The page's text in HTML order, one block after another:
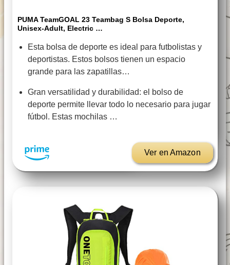
PUMA TeamGOAL 23 Teambag S Bolsa Deporte,
Unisex-Adult, Electric …
Esta bolsa de deporte es ideal para futbolistas y
deportistas. Estos bolsos tienen un espacio
grande para las zapatillas…
Gran versatilidad y durabilidad: el bolso de
deporte permite llevar todo lo necesario para jugar
fútbol. Estas mochilas …
Ver en Amazon